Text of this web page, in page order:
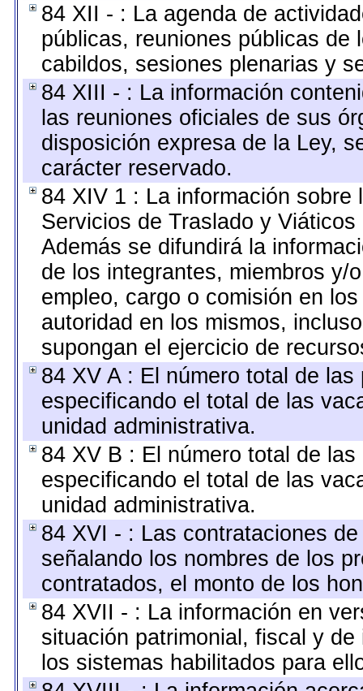
84 XII - : La agenda de
públicas, reuniones públicas
cabildos, sesiones plenarias y
84 XIII - : La información
las reuniones oficiales de sus
disposición expresa de la Ley,
carácter reservado.
84 XIV 1 : La información
Servicios de Traslado y
Además se difundirá la
de los integrantes, miembros y/
empleo, cargo o comisión en
autoridad en los mismos,
supongan el ejercicio de
84 XV A : El número total de
especificando el total de las
unidad administrativa.
84 XV B : El número total de
especificando el total de las
unidad administrativa.
84 XVI - : Las contrataciones
señalando los nombres de los
contratados, el monto de los
84 XVII - : La información en
situación patrimonial, fiscal y
los sistemas habilitados para